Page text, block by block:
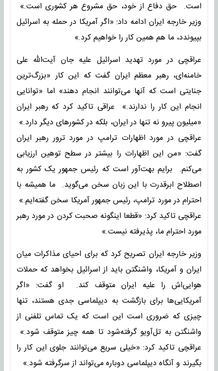
است. حق دفاع از خود، حق مشروع هر کشوری است.»
وزیر خارجه ایران ادامه داد: «اگر آمریکا در حمله به اسرائیل
بپیوندد، ما هم همین کار را خواهیم کرد.»
عراقچی در مورد تهدید اسرائیل علیه جان آیت‌الله علی
خامنه‌ای، رهبر معظم ایران گفت که این کار «بزرگ‌ترین
جنایتی است که آنها می‌توانند انجام دهند» اما «توانایی
انجام این کار را ندارند.» عراقی تاکید کرد که رهبر ایران
«میلیون پیرو نه تنها در ایران، بلکه در کشورهای دیگر دارد.»
عراقچی در مورد اظهارات ترامپ در مورد ترور رهبر ایران
گفت: «من این اظهارات را بیشتر در سطح توهین ارزیابی
می‌کنم. برایم بهت‌آور است که رئیس جمهور یک کشور به
اصطلاح ابرقدرت با این زبان سخن می‌گوید. ما همیشه با
احترام در مورد ترامپ، رئیس جمهور آمریکا سخن گفته‌ایم.»
عراقچی تاکید کرد: «قطعا اینگونه صحبت کردن در مورد رهبر
مورد احترام ما، پذیرفته نیست.»
وزیر خارجه ایران تصریح کرد که برای احیای مذاکرات میان
ایران و آمریکا، واشنگتن باید از اسرائیل بخواهد که حملات
هوایی‌اش را علیه ایران متوقف کند. او گفت: «اگر
آمریکایی‌ها برای بازگشت به دیپلماسی جدی هستند، تنها
چیزی که ضروری است این است که یک تماس تلفنی از
واشنگتن به تل‌آویو گرفته‌شود تا همه چیز متوقف شود.»
عراقچی تاکید کرد: «خیلی سریع می‌توانند جلوی این کار را
بگیرند و آنگاه دیپلماسی دوباره می‌تواند از سرگرفته شود.»